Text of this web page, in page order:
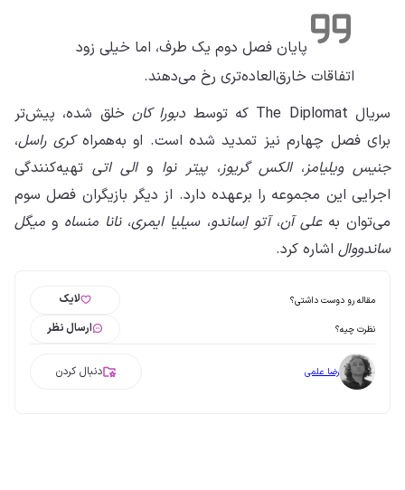
پایان فصل دوم یک طرف، اما خیلی زود
اتفاقات خارق‌العاده‌تری رخ می‌دهند.
سریال The Diplomat که توسط
دبورا کان خلق شده، پیش‌تر
برای فصل چهارم نیز تمدید شده است. او به‌همراهکری راسل،
جنیس ویلیامز،الکس گریوز،پیتر نوا والی اتیتهیه‌کنندگی
اجرایی این مجموعه را برعهده دارد. از دیگر بازیگران فصل سوم
می‌توان بهعلی آن،آتو اِساندو،سیلیا ایمری،نانا منساه و میگل
ساندووال اشاره کرد.
مقاله رو دوست داشتی؟ لایک
نظرت چیه؟ ارسال نظر
رضا علمی دنبال کردن